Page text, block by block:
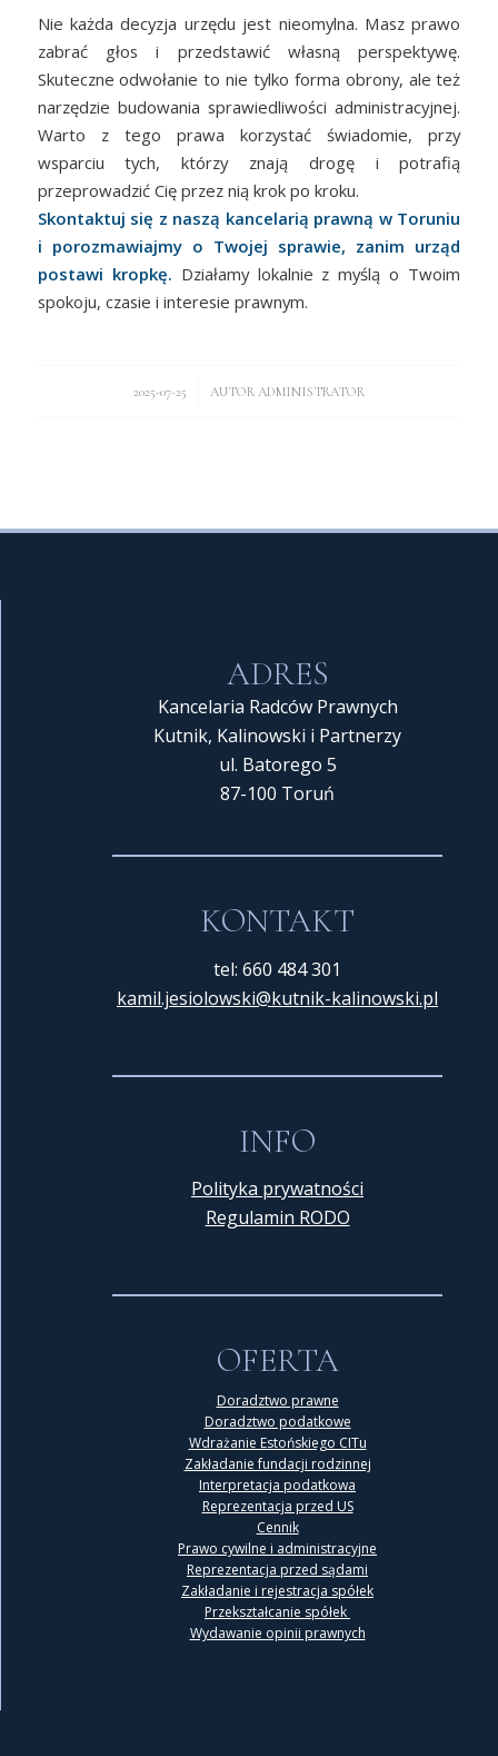
Nie każda decyzja urzędu jest nieomylna. Masz prawo
zabrać głos i przedstawić własną perspektywę.
Skuteczne odwołanie to nie tylko forma obrony, ale też
narzędzie budowania sprawiedliwości administracyjnej.
Warto z tego prawa korzystać świadomie, przy
wsparciu tych, którzy znają drogę i potrafią
przeprowadzić Cię przez nią krok po kroku.
Skontaktuj się z naszą kancelarią prawną w Toruniu
i porozmawiajmy o Twojej sprawie, zanim urząd
postawi kropkę. Działamy lokalnie z myślą o Twoim
spokoju, czasie i interesie prawnym.
2025-07-25 AUTOR ADMINISTRATOR
ADRES
Kancelaria Radców Prawnych
Kutnik, Kalinowski i Partnerzy
ul. Batorego 5
87-100 Toruń
KONTAKT
tel: 660 484 301
kamil.jesiolowski@kutnik-kalinowski.pl
INFO
Polityka prywatności
Regulamin RODO
OFERTA
Doradztwo prawne
Doradztwo podatkowe
Wdrażanie Estońskiego CITu
Zakładanie fundacji rodzinnej
Interpretacja podatkowa
Reprezentacja przed US
Cennik
Prawo cywilne i administracyjne
Reprezentacja przed sądami
Zakładanie i rejestracja spółek
Przekształcanie spółek
Wydawanie opinii prawnych